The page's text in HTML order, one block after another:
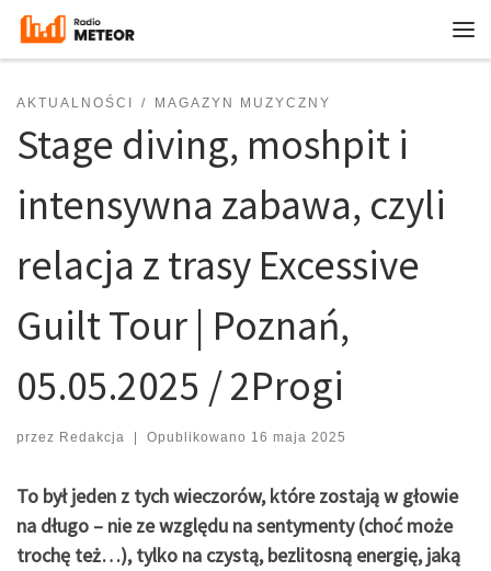
Przejdź do treści
AKTUALNOŚCI MAGAZYN MUZYCZNY
Stage diving, moshpit i
intensywna zabawa, czyli
relacja z trasy Excessive
Guilt Tour | Poznań,
05.05.2025 / 2Progi
przez Redakcja Opublikowano 16 maja 2025
To był jeden z tych wieczorów, które zostają w głowie
na długo – nie ze względu na sentymenty (choć może
trochę też…), tylko na czystą, bezlitosną energię, jaką